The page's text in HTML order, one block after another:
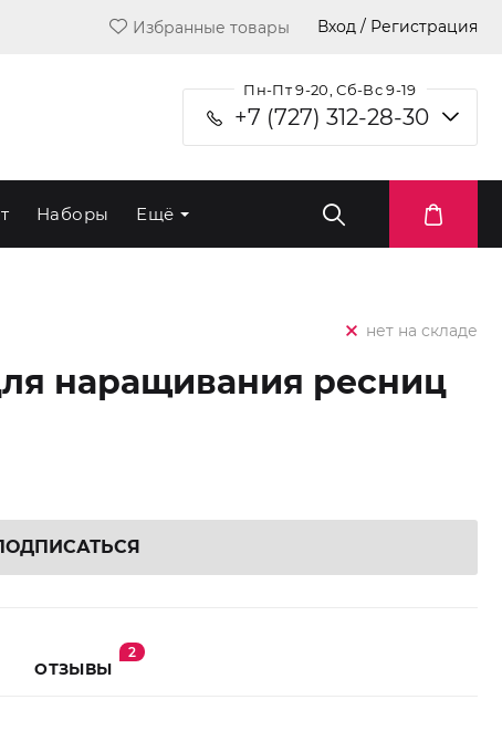
Избранные товары Вход / Регистрация
Пн-Пт 9-20, Сб-Вс 9-19
+7 (727) 312-28-30
Наборы Ещё
нет на складе
наращивания ресниц
ОТЗЫВЫ
2